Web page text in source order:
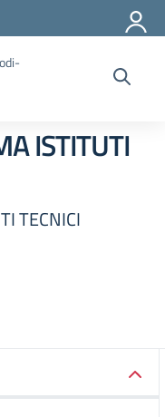
ISTITUTI
TECNICI